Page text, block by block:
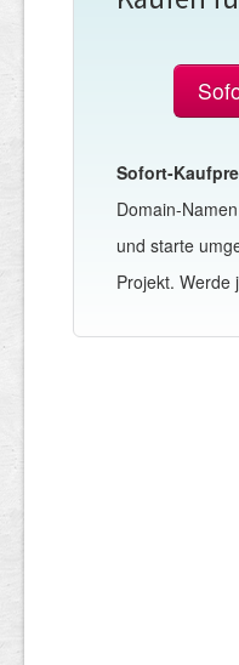
Sofort-
Domain-
und starte
Projekt. Werde